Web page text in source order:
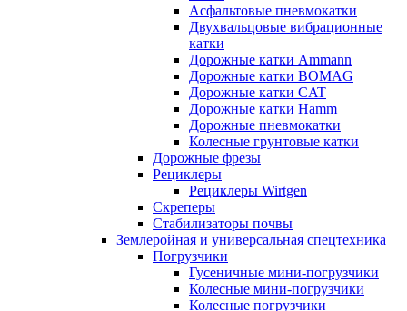
Асфальтовые пневмокатки
Двухвальцовые вибрационные
катки
Дорожные катки Ammann
Дорожные катки BOMAG
Дорожные катки CAT
Дорожные катки Hamm
Дорожные пневмокатки
Колесные грунтовые катки
Дорожные фрезы
Рециклеры
Рециклеры Wirtgen
Скреперы
Стабилизаторы почвы
Землеройная и универсальная спецтехника
Погрузчики
Гусеничные мини-погрузчики
Колесные мини-погрузчики
Колесные погрузчики